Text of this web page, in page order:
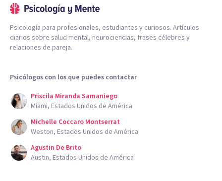
Psicología para profesionales, estudiantes y curiosos. Artículos
diarios sobre salud mental, neurociencias, frases célebres y
relaciones de pareja.
Psicólogos con los que puedes contactar
Priscila Miranda Samaniego
Miami, Estados Unidos de América
Michelle Coccaro Montserrat
Weston, Estados Unidos de América
Agustin De Brito
Austin, Estados Unidos de América